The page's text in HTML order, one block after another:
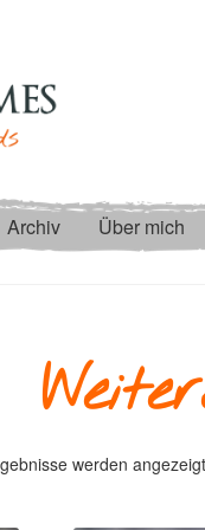
Archiv Über mich
werden angezeigt